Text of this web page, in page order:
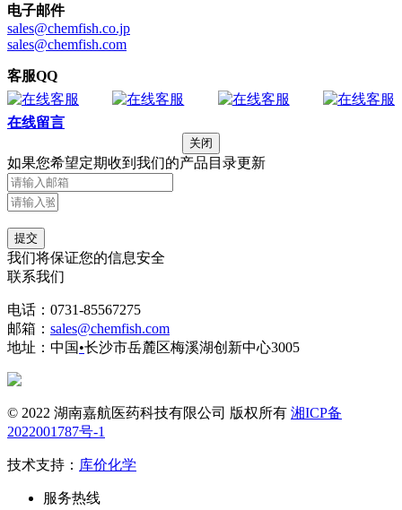
电子邮件
sales@chemfish.co.jp
sales@chemfish.com
客服QQ
在线留言
关闭
如果您希望定期收到我们的产品目录更新
提交
我们将保证您的信息安全
联系我们
电话：0731-85567275
邮箱： sales@chemfish.com
地址：中国•长沙市岳麓区梅溪湖创新中心3005
© 2022 湖南嘉航医药科技有限公司 版权所有 湘ICP备
2022001787号-1
技术支持： 库价化学
服务热线